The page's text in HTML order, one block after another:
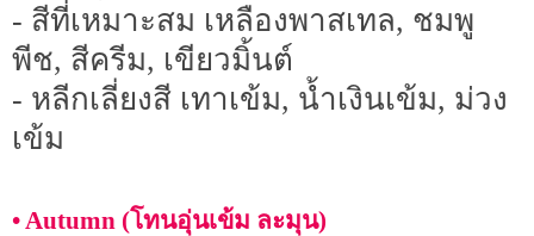
- สีที่เหมาะสม เหลืองพาสเทล, ชมพู
พีช, สีครีม, เขียวมิ้นต์
- หลีกเลี่ยงสี เทาเข้ม, น้ำเงินเข้ม, ม่วง
เข้ม
• Autumn (โทนอุ่นเข้ม ละมุน)